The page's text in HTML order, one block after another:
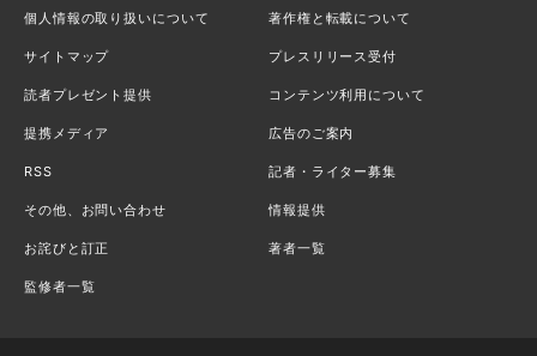
個人情報の取り扱いについて 著作権と転載について
サイトマップ プレスリリース受付
読者プレゼント提供 コンテンツ利用について
提携メディア 広告のご案内
RSS 記者・ライター募集
その他、お問い合わせ 情報提供
お詫びと訂正 著者一覧
監修者一覧